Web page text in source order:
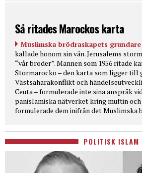
Så ritades Marockos karta
Muslimska brödraskapets grundare
kallade honom sin vän. Jerusalems
“vår broder”. Mannen som 1956 ritade
Stormarocko – den karta som ligger till
Västsaharakonflikt och
Ceuta – formulerade inte sina anspråk
panislamiska nätverket kring muftin
formulerade dem inifrån det Muslimska
POLITISK ISLAM